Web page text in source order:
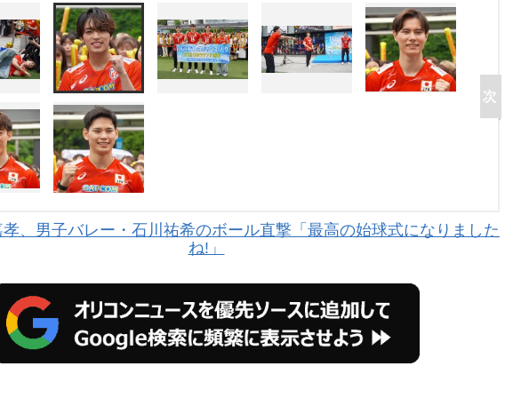
、男子バレー・石川祐希のボール直撃「最高の始球式になりました
ね!」